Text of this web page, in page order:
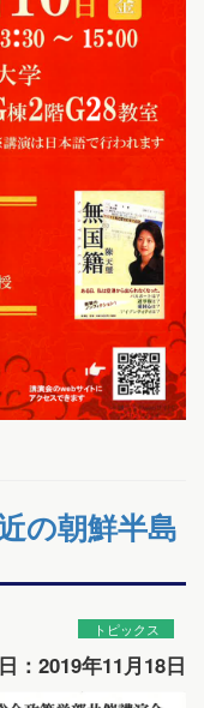
の朝鮮半島
トピックス
：2019年11月18日